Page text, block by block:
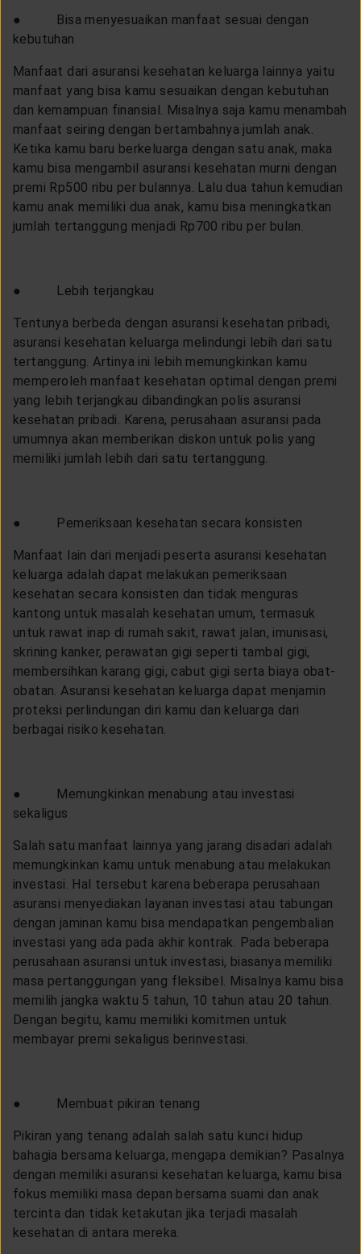
● Bisa menyesuaikan manfaat sesuai dengan
kebutuhan
Manfaat dari asuransi kesehatan keluarga lainnya yaitu
manfaat yang bisa kamu sesuaikan dengan kebutuhan
dan kemampuan finansial. Misalnya saja kamu menambah
manfaat seiring dengan bertambahnya jumlah anak.
Ketika kamu baru berkeluarga dengan satu anak, maka
kamu bisa mengambil asuransi kesehatan murni dengan
premi Rp500 ribu per bulannya. Lalu dua tahun kemudian
kamu anak memiliki dua anak, kamu bisa meningkatkan
jumlah tertanggung menjadi Rp700 ribu per bulan.
● Lebih terjangkau
Tentunya berbeda dengan asuransi kesehatan pribadi,
asuransi kesehatan keluarga melindungi lebih dari satu
tertanggung. Artinya ini lebih memungkinkan kamu
memperoleh manfaat kesehatan optimal dengan premi
yang lebih terjangkau dibandingkan polis asuransi
kesehatan pribadi. Karena, perusahaan asuransi pada
umumnya akan memberikan diskon untuk polis yang
memiliki jumlah lebih dari satu tertanggung.
● Pemeriksaan kesehatan secara konsisten
Manfaat lain dari menjadi peserta asuransi kesehatan
keluarga adalah dapat melakukan pemeriksaan
kesehatan secara konsisten dan tidak menguras
kantong untuk masalah kesehatan umum, termasuk
untuk rawat inap di rumah sakit, rawat jalan, imunisasi,
skrining kanker, perawatan gigi seperti tambal gigi,
membersihkan karang gigi, cabut gigi serta biaya obat-
obatan. Asuransi kesehatan keluarga dapat menjamin
proteksi perlindungan diri kamu dan keluarga dari
berbagai risiko kesehatan.
● Memungkinkan menabung atau investasi
sekaligus
Salah satu manfaat lainnya yang jarang disadari adalah
memungkinkan kamu untuk menabung atau melakukan
investasi. Hal tersebut karena beberapa perusahaan
asuransi menyediakan layanan investasi atau tabungan
dengan jaminan kamu bisa mendapatkan pengembalian
investasi yang ada pada akhir kontrak. Pada beberapa
perusahaan asuransi untuk investasi, biasanya memiliki
masa pertanggungan yang fleksibel. Misalnya kamu bisa
memilih jangka waktu 5 tahun, 10 tahun atau 20 tahun.
Dengan begitu, kamu memiliki komitmen untuk
membayar premi sekaligus berinvestasi.
● Membuat pikiran tenang
Pikiran yang tenang adalah salah satu kunci hidup
bahagia bersama keluarga, mengapa demikian? Pasalnya
dengan memiliki asuransi kesehatan keluarga, kamu bisa
fokus memiliki masa depan bersama suami dan anak
tercinta dan tidak ketakutan jika terjadi masalah
kesehatan di antara mereka.